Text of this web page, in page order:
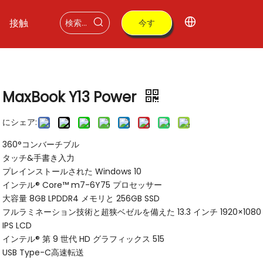
接触
今す
ぐ購
MaxBook Y13 Power
にシェア:
360°コンバーチブル
タッチ&手書き入力
プレインストールされた Windows 10
インテル® Core™ m7-6Y75 プロセッサー
大容量 8GB LPDDR4 メモリと 256GB SSD
フルラミネーション技術と超狭ベゼルを備えた 13.3 インチ 1920×1080
IPS LCD
インテル® 第 9 世代 HD グラフィックス 515
USB Type-C高速転送